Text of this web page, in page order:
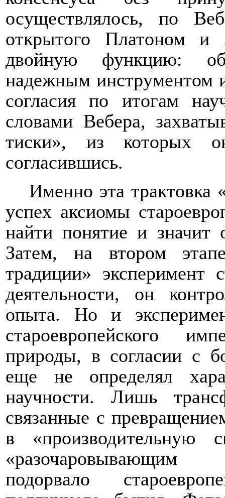
осуществлялось, по
открытого Платоном и
двойную функцию:
надежным инструментом
согласия по итогам
словами Вебера,
тиски», из которых
согласившись.
Именно эта трактовка
успех аксиомы
найти понятие и значит
Затем, на втором этапе
традиции» эксперимент
деятельности, он
опыта. Но и
староевропейского
природы, в согласии с
еще не определял
научности. Лишь
связанные с
в «производительную
«разочаровывающим
подорвало